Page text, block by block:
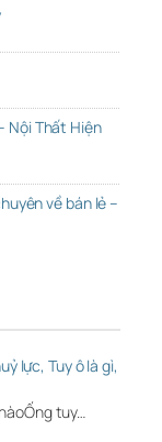
Nội Thất Hiện
về bán lẻ –
lực, Tuy ô là gì,
tuy…